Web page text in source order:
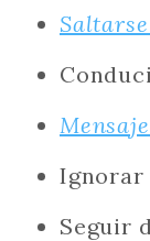
Ignorar
Seguir